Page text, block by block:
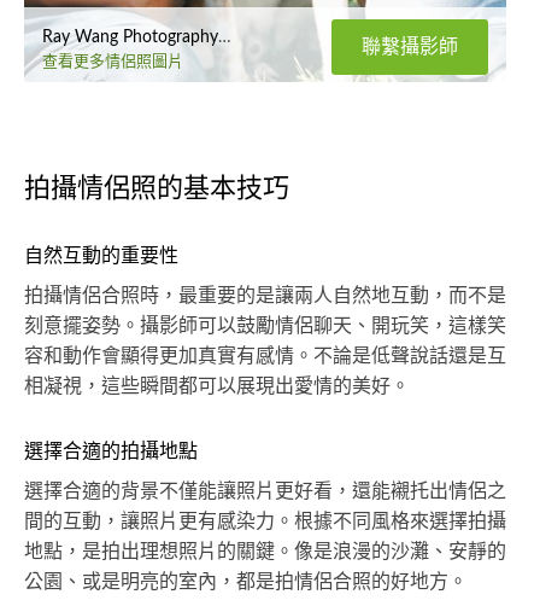
Ray Wang Photography Studio
查看更多情侶照圖片
聯繫攝影師
拍攝情侶照的基本技巧
自然互動的重要性
拍攝情侶合照時，最重要的是讓兩人自然地互動，而不是
刻意擺姿勢。攝影師可以鼓勵情侶聊天、開玩笑，這樣笑
容和動作會顯得更加真實有感情。不論是低聲說話還是互
相凝視，這些瞬間都可以展現出愛情的美好。
選擇合適的拍攝地點
選擇合適的背景不僅能讓照片更好看，還能襯托出情侶之
間的互動，讓照片更有感染力。根據不同風格來選擇拍攝
地點，是拍出理想照片的關鍵。像是浪漫的沙灘、安靜的
公園、或是明亮的室內，都是拍情侶合照的好地方。